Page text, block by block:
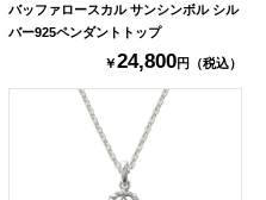
バッファロースカル サンシンボル シル
バー925ペンダントトップ
￥24,800円（税込）